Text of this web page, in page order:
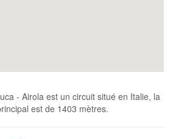
- Airola est un circuit situé en Italie, la
est de 1403 mètres.